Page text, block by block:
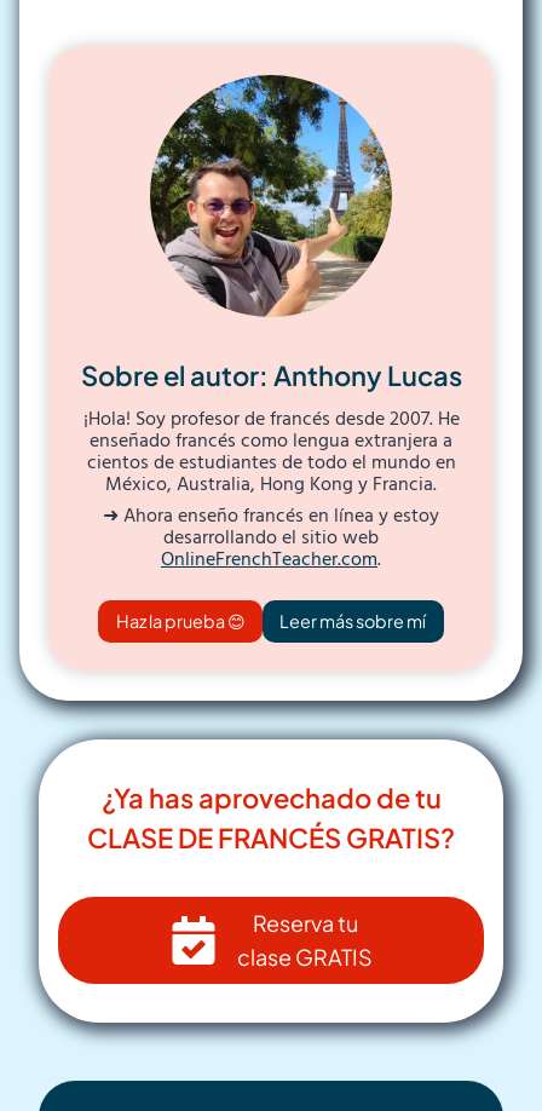
Sobre el autor: Anthony Lucas
¡Hola! Soy profesor de francés desde 2007. He
enseñado francés como lengua extranjera a
cientos de estudiantes de todo el mundo en
México, Australia, Hong Kong y Francia.
➜ Ahora enseño francés en línea y estoy
desarrollando el sitio web
OnlineFrenchTeacher.com.
Haz la prueba 😊 Leer más sobre mí
¿Ya has aprovechado de tu
CLASE DE FRANCÉS GRATIS?
Reserva tu
clase GRATIS